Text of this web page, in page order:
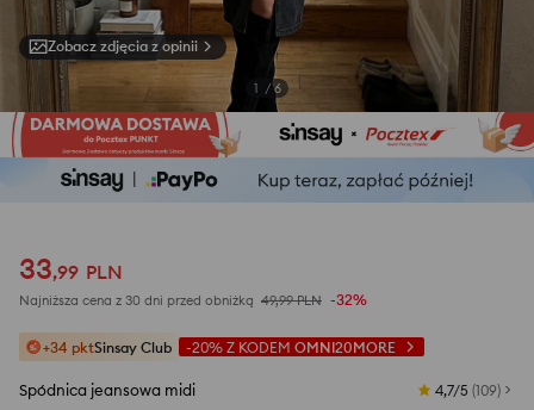
Zobacz zdjęcia z opinii
1 / 6
33,99 PLN
Najniższa cena z 30 dni przed obniżką 49,99 PLN -32%
+34 pktSinsay Club -20% Z KODEM OMNI20MORE
Spódnica jeansowa midi 4,7/5 (109)